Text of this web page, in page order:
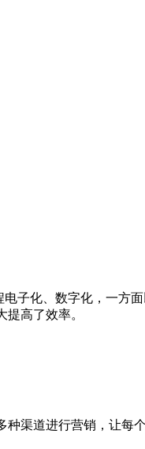
子化、数字化，一
高了效率。
渠道进行营销，让每